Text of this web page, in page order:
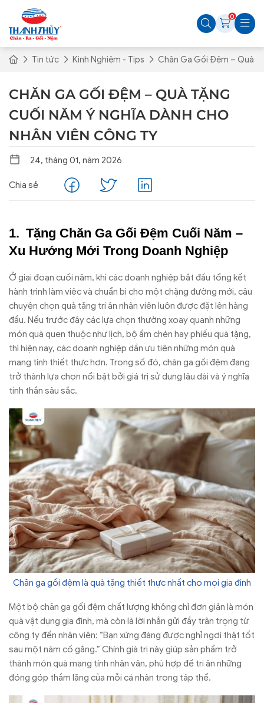
0
Tin tức Kinh Nghiệm - Tips Chăn Ga Gối Đệm – Quà
CHĂN GA GỐI ĐỆM – QUÀ TẶNG
CUỐI NĂM Ý NGHĨA DÀNH CHO
NHÂN VIÊN CÔNG TY
24, tháng 01, năm 2026
Chia sẻ
Tặng Chăn Ga Gối Đệm Cuối Năm –
Xu Hướng Mới Trong Doanh Nghiệp
Ở giai đoạn cuối năm, khi các doanh nghiệp bắt đầu tổng kết
hành trình làm việc và chuẩn bị cho một chặng đường mới, câu
chuyện chọn quà tặng tri ân nhân viên luôn được đặt lên hàng
đầu. Nếu trước đây các lựa chọn thường xoay quanh những
món quà quen thuộc như lịch, bộ ấm chén hay phiếu quà tặng,
thì hiện nay, các doanh nghiệp dần ưu tiên những món quà
mang tính thiết thực hơn. Trong số đó, chăn ga gối đệm đang
trở thành lựa chọn nổi bật bởi giá trị sử dụng lâu dài và ý nghĩa
tinh thần sâu sắc.
Chăn ga gối đệm là quà tặng thiết thực nhất cho mọi gia đình
Một bộ chăn ga gối đệm chất lượng không chỉ đơn giản là món
quà vật dụng gia đình, mà còn là lời nhắn gửi đầy trân trọng từ
công ty đến nhân viên: “Bạn xứng đáng được nghỉ ngơi thật tốt
sau một năm cố gắng.” Chính giá trị này giúp sản phẩm trở
thành món quà mang tính nhân văn, phù hợp để tri ân những
đóng góp thầm lặng của mỗi cá nhân trong tập thể.